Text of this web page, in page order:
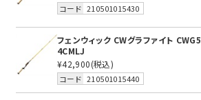
コード 210501015430
フェンウィック CWグラファイト CWG5
4CMLJ
¥42,900(税込)
コード 210501015440